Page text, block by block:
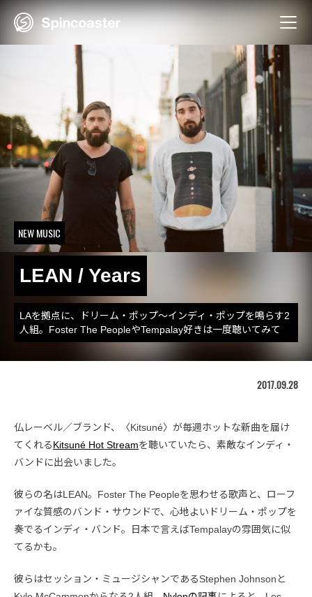
Skip
NEW MUSIC
LEAN / Years
LAを拠点に、ドリーム・ポップ〜インディ・ポップを鳴らす2
人組。Foster The PeopleやTempalay好きは一度聴いてみて
2017.09.28
仏レーベル／ブランド、〈Kitsuné〉が毎週ホットな新曲を届け
てくれるKitsuné Hot Streamを聴いていたら、素敵なインディ・
バンドに出会いました。
彼らの名はLEAN。Foster The Peopleを思わせる歌声と、ローフ
ァイな質感のバンド・サウンドで、心地よいドリーム・ポップを
奏でるインディ・バンド。日本で言えばTempalayの雰囲気に似
てるかも。
彼らはセッション・ミュージシャンであるStephen Johnsonと